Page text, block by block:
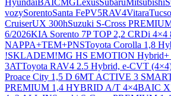
HyundaiBAICMGLexusSubaruMitsubishi
vozySorentoSanta FePV5RAV4Vitara
CruiserUX 300hSuzuki S-Cross
6/2026KIA Sorento 7P TOP 2,2 CRDi 4×4
NAPPA+TEM+PNSToyota Corolla 1,8
!SKLADEM!MG HS EMOTION Hybrid+
3ATToyota RAV4 2.5 Hybrid, e-CVT
Proace City 1,5 D 6MT ACTIVE 3
PREMIUM 1,4 HYBRID A/T 4×4BAIC